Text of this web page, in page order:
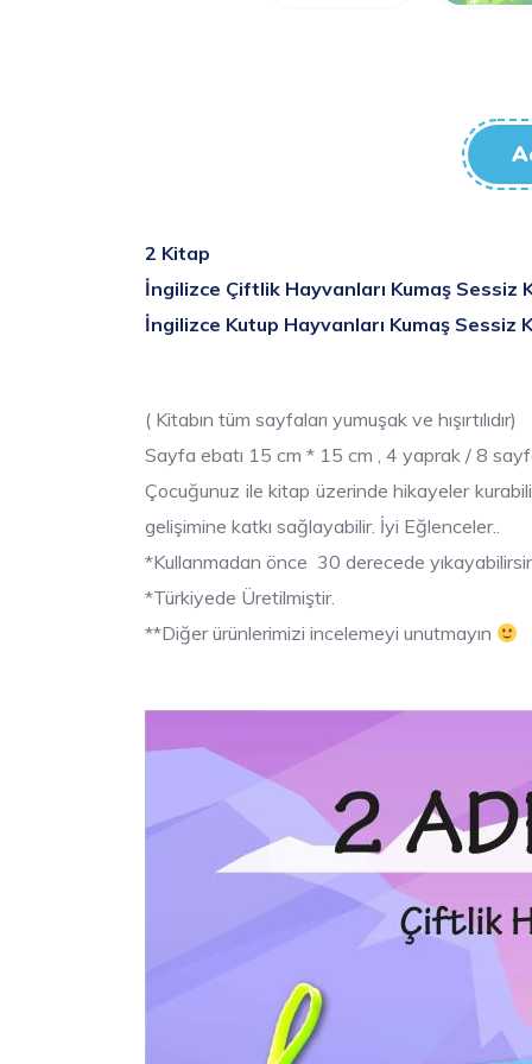
2 Kitap
İngilizce Çiftlik Hayvanları Kumaş Sessiz
İngilizce Kutup Hayvanları Kumaş Sessiz
( Kitabın tüm sayfaları yumuşak ve hışırtılıdır)
Sayfa ebatı 15 cm * 15 cm , 4 yaprak / 8
Çocuğunuz ile kitap üzerinde hikayeler
gelişimine katkı sağlayabilir. İyi Eğlenceler..
*Kullanmadan önce 30 derecede
*Türkiyede Üretilmiştir.
**Diğer ürünlerimizi incelemeyi unutmayın